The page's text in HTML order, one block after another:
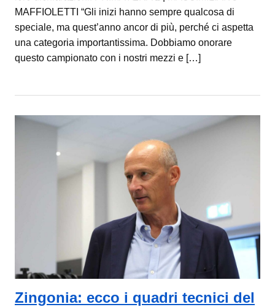
MAFFIOLETTI “Gli inizi hanno sempre qualcosa di
speciale, ma quest’anno ancor di più, perché ci aspetta
una categoria importantissima. Dobbiamo onorare
questo campionato con i nostri mezzi e […]
Zingonia: ecco i quadri tecnici del